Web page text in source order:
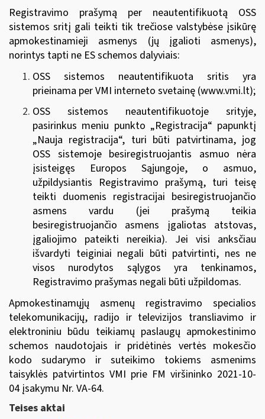
Registravimo prašymą per neautentifikuotą OSS
sistemos sritį gali teikti tik trečiose valstybėse įsikūrę
apmokestinamieji asmenys (jų įgalioti asmenys),
norintys tapti ne ES schemos dalyviais:
OSS sistemos neautentifikuota sritis yra
prieinama per VMI interneto svetainę (www.vmi.lt);
OSS sistemos neautentifikuotoje srityje,
pasirinkus meniu punkto „Registracija“ papunktį
„Nauja registracija“, turi būti patvirtinama, jog
OSS sistemoje besiregistruojantis asmuo nėra
įsisteigęs Europos Sąjungoje, o asmuo,
užpildysiantis Registravimo prašymą, turi teisę
teikti duomenis registracijai besiregistruojančio
asmens vardu (jei prašymą teikia
besiregistruojančio asmens įgaliotas atstovas,
įgaliojimo pateikti nereikia). Jei visi anksčiau
išvardyti teiginiai negali būti patvirtinti, nes ne
visos nurodytos sąlygos yra tenkinamos,
Registravimo prašymas negali būti užpildomas.
Apmokestinamųjų asmenų registravimo specialios
telekomunikacijų, radijo ir televizijos transliavimo ir
elektroniniu būdu teikiamų paslaugų apmokestinimo
schemos naudotojais ir pridėtinės vertės mokesčio
kodo sudarymo ir suteikimo tokiems asmenims
taisyklės patvirtintos VMI prie FM viršininko 2021-10-
04 įsakymu Nr. VA-64.
Teises aktai